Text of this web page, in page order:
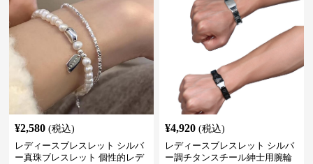
¥2,580 (税込)
レディースブレスレット シルバ
ー真珠ブレスレット 個性的レデ
¥4,920 (税込)
レディースブレスレット シルバ
ー調チタンスチール紳士用腕輪